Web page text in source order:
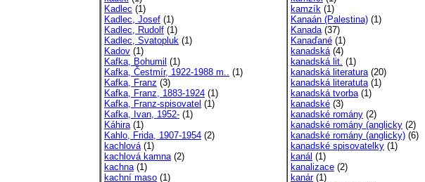
Kadlec (1)
Kadlec, Josef (1)
Kadlec, Rudolf (1)
Kadlec, Svatopluk (1)
Kadov (1)
Kafka, Bohumil (1)
Kafka, Čestmír, 1922-1988 m.. (1)
Kafka, Franz (3)
Kafka, Franz, 1883-1924 (1)
Kafka, Franz-spisovatel (1)
Kafka, Ivan, 1952- (1)
Káhira(1)
Kahlo, Frida, 1907-1954 (2)
kachlová(1)
kachlová kamna(2)
kachna(1)
kachní maso (1)
kamzík (1)
Kanaán (Palestina) (1)
Kanada(37)
Kanaďané (1)
kanadská(4)
kanadská lit. (1)
kanadská literatura(20)
kanadská literatuta(1)
kanadská tvorba(1)
kanadské (3)
kanadské romány (2)
kanadské romány (anglicky (2)
kanadské romány (anglicky) (6)
kanadské spisovatelky (1)
kanál (1)
kanalizace (2)
kanár(1)